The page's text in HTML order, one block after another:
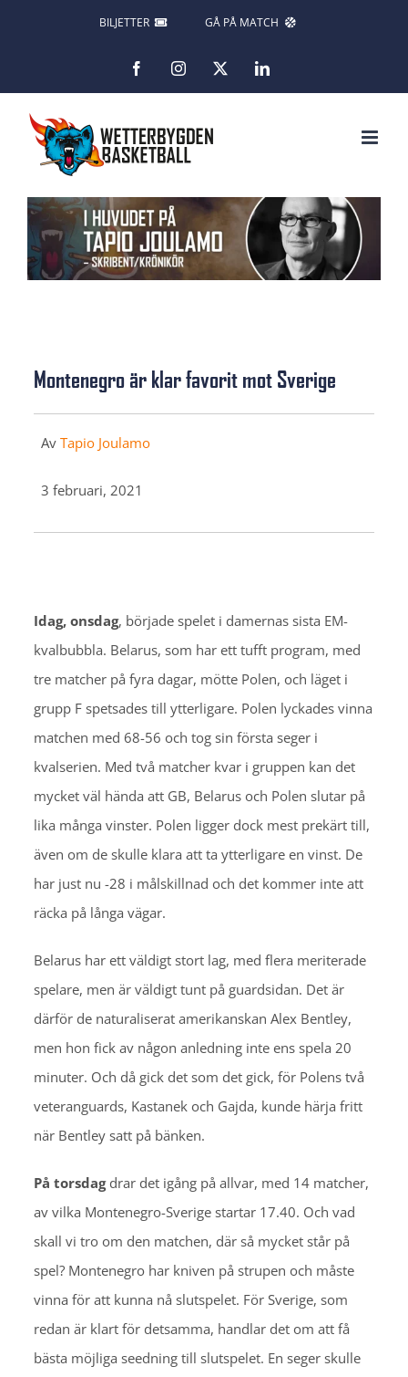
BILJETTER GÅ PÅ MATCH
FacebookInstagram LinkedIn
Montenegro är klar favorit mot Sverige
Av Tapio Joulamo
3 februari, 2021
Idag, onsdag, började spelet i damernas sista EM-
kvalbubbla. Belarus, som har ett tufft program, med
tre matcher på fyra dagar, mötte Polen, och läget i
grupp F spetsades till ytterligare. Polen lyckades vinna
matchen med 68-56 och tog sin första seger i
kvalserien. Med två matcher kvar i gruppen kan det
mycket väl hända att GB, Belarus och Polen slutar på
lika många vinster. Polen ligger dock mest prekärt till,
även om de skulle klara att ta ytterligare en vinst. De
har just nu -28 i målskillnad och det kommer inte att
räcka på långa vägar.
Belarus har ett väldigt stort lag, med flera meriterade
spelare, men är väldigt tunt på guardsidan. Det är
därför de naturaliserat amerikanskan Alex Bentley,
men hon fick av någon anledning inte ens spela 20
minuter. Och då gick det som det gick, för Polens två
veteranguards, Kastanek och Gajda, kunde härja fritt
när Bentley satt på bänken.
På torsdagdrar det igång på allvar, med 14 matcher,
av vilka Montenegro-Sverige startar 17.40. Och vad
skall vi tro om den matchen, där så mycket står på
spel? Montenegro har kniven på strupen och måste
vinna för att kunna nå slutspelet. För Sverige, som
redan är klart för detsamma, handlar det om att få
bästa möjliga seedning till slutspelet. En seger skulle